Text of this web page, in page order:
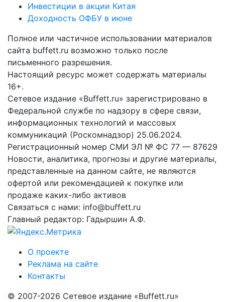
Инвестиции в акции Китая
Доходность ОФБУ в июне
Полное или частичное использовании материалов
сайта buffett.ru возможно только после
письменного разрешения.
Настоящий ресурс может содержать материалы
16+.
Сетевое издание «Buffett.ru» зарегистрировано в
Федеральной службе по надзору в сфере связи,
информационных технологий и массовых
коммуникаций (Роскомнадзор) 25.06.2024.
Регистрационный номер СМИ ЭЛ № ФС 77 — 87629
Новости, аналитика, прогнозы и другие материалы,
представленные на данном сайте, не являются
офертой или рекомендацией к покупке или
продаже каких-либо активов
Связаться с нами: info@buffett.ru
Главный редактор: Гадыршин А.Ф.
О проекте
Реклама на сайте
Контакты
© 2007-2026 Сетевое издание «Buffett.ru»